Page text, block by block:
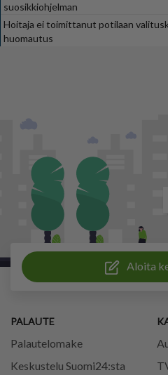
suosikkiohjelman
Hoitaja ei toimittanut potilaan
huomautus
Aloita
PALAUTE
Palautelomake
Keskustelu Suomi24:sta